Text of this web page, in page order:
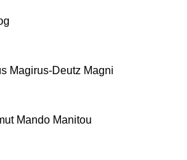
Magirus-Deutz Magni
Mando Manitou